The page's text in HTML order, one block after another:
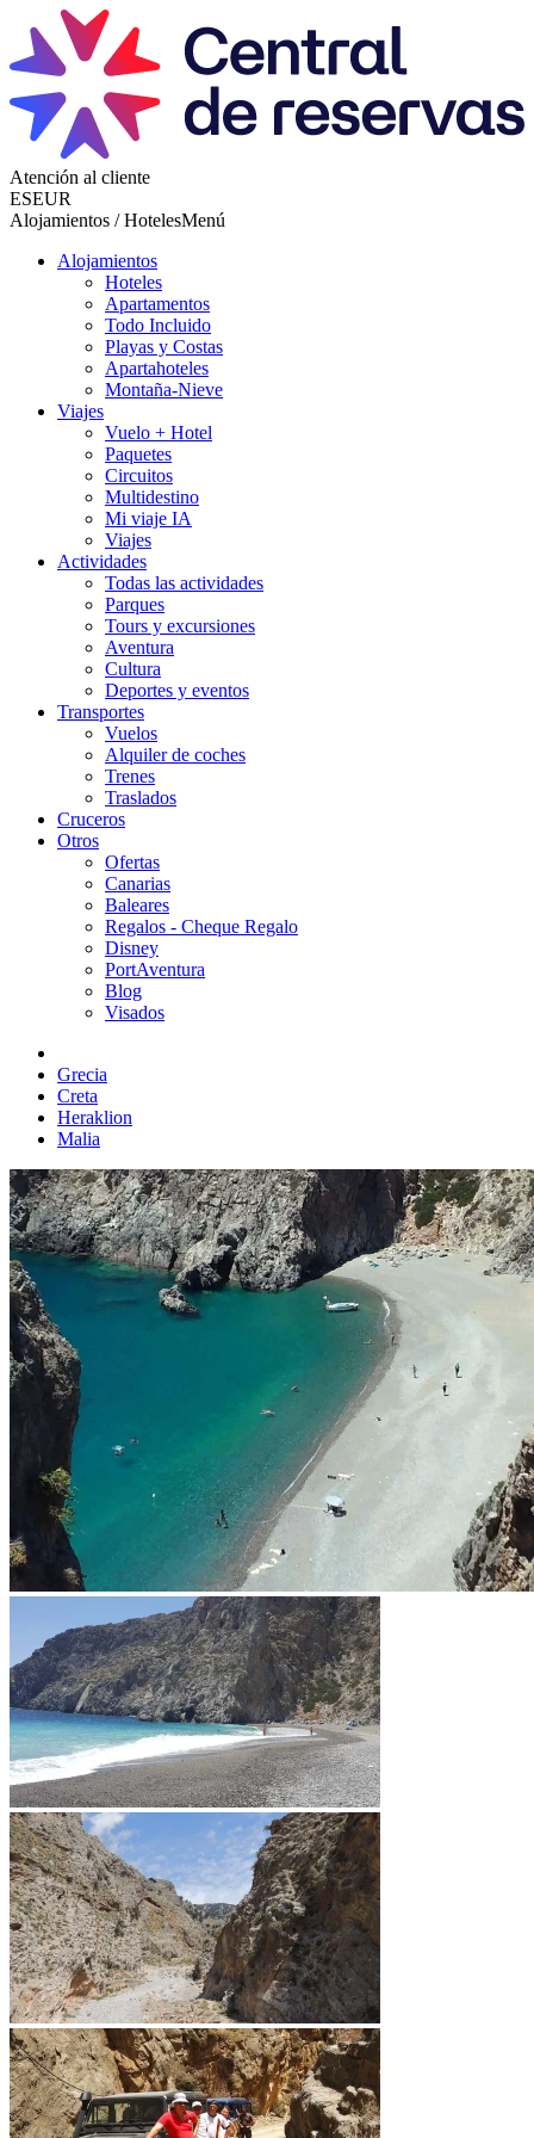
Atención al cliente
ESEUR
Alojamientos / HotelesMenú
Alojamientos
Hoteles
Apartamentos
Todo Incluido
Playas y Costas
Apartahoteles
Montaña-Nieve
Viajes
Vuelo + Hotel
Paquetes
Circuitos
Multidestino
Mi viaje IA
Viajes
Actividades
Todas las actividades
Parques
Tours y excursiones
Aventura
Cultura
Deportes y eventos
Transportes
Vuelos
Alquiler de coches
Trenes
Traslados
Cruceros
Otros
Ofertas
Canarias
Baleares
Regalos - Cheque Regalo
Disney
PortAventura
Blog
Visados
Grecia
Creta
Heraklion
Malia